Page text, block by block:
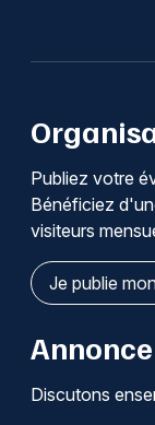
Publiez votre
Bénéficiez
visiteurs
Je publie
Discutons